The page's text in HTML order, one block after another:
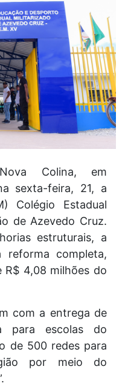
Colina, em
sexta-feira, 21, a
Colégio Estadual
de Azevedo Cruz.
estruturais, a
reforma completa,
R$ 4,08 milhões do
com a entrega de
para escolas do
de 500 redes para
por meio do